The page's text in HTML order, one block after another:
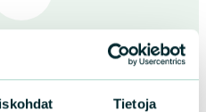
Tietoja
Tampere